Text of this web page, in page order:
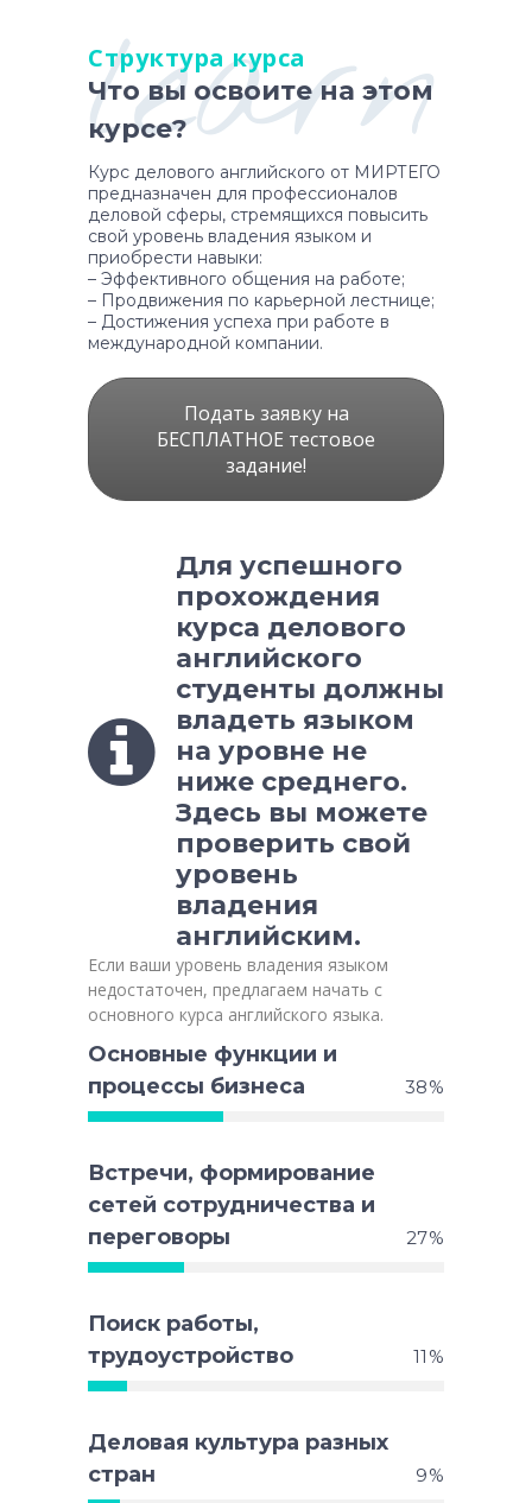
learn
Структура курса
Что вы освоите на этом
курсе?
Курс делового английского от МИРТЕГО
предназначен для профессионалов
деловой сферы, стремящихся повысить
свой уровень владения языком и
приобрести навыки:
– Эффективного общения на работе;
– Продвижения по карьерной лестнице;
– Достижения успеха при работе в
международной компании.
Подать заявку на
БЕСПЛАТНОЕ тестовое
задание!
Для успешного
прохождения
курса делового
английского
студенты должны
владеть языком
на уровне не
ниже среднего.
Здесь вы можете
проверить свой
уровень
владения
английским.
Если ваши уровень владения языком
недостаточен, предлагаем начать с
основного курса английского языка.
Основные функции и
процессы бизнеса
38
Встречи, формирование
сетей сотрудничества и
переговоры
27
Поиск работы,
трудоустройство
11
Деловая культура разных
стран
9